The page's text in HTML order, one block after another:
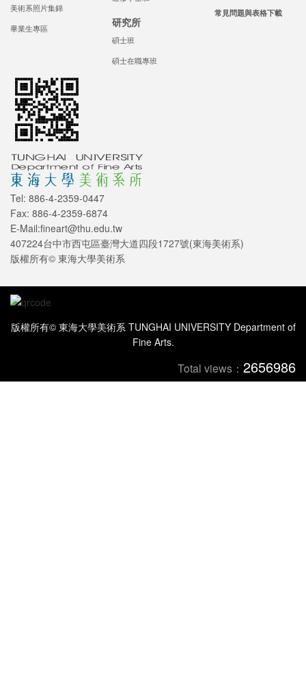
美術系照片集錦
畢業生專區
研究所
碩士班
碩士在職專班
常見問題與表格下載
Tel: 886-4-2359-0447
Fax: 886-4-2359-6874
E-Mail:fineart@thu.edu.tw
407224台中市西屯區臺灣大道四段1727號(東海美術系)
版權所有© 東海大學美術系
版權所有© 東海大學美術系 TUNGHAI UNIVERSITY Department of
Fine Arts.
Total views： 2656986